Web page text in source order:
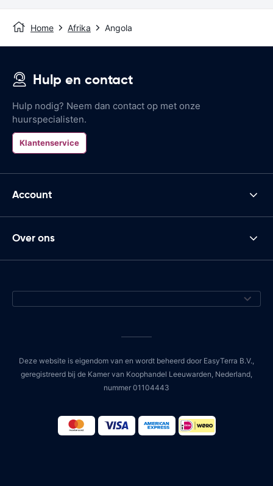
Home Afrika Angola
Hulp en contact
Hulp nodig? Neem dan contact op met onze
huurspecialisten.
Klantenservice
Account
Over ons
Deze website is eigendom van en wordt beheerd door EasyTerra B.V.,
geregistreerd bij de Kamer van Koophandel Leeuwarden, Nederland,
nummer 01104443